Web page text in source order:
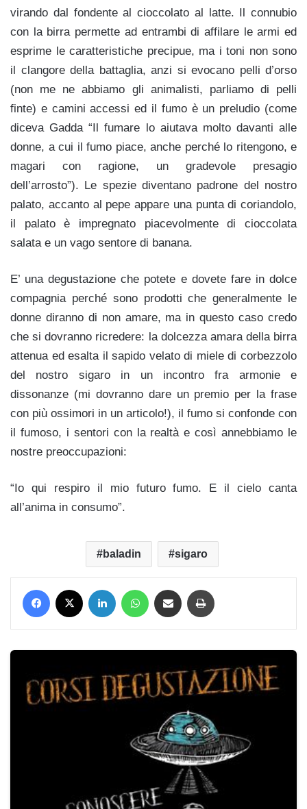
virando dal fondente al cioccolato al latte. Il connubio
con la birra permette ad entrambi di affilare le armi ed
esprime le caratteristiche precipue, ma i toni non sono
il clangore della battaglia, anzi si evocano pelli d’orso
(non me ne abbiamo gli animalisti, parliamo di pelli
finte) e camini accessi ed il fumo è un preludio (come
diceva Gadda “Il fumare lo aiutava molto davanti alle
donne, a cui il fumo piace, anche perché lo ritengono, e
magari con ragione, un gradevole presagio
dell’arrosto”). Le spezie diventano padrone del nostro
palato, accanto al pepe appare una punta di coriandolo,
il palato è impregnato piacevolmente di cioccolata
salata e un vago sentore di banana.
E’ una degustazione che potete e dovete fare in dolce
compagnia perché sono prodotti che generalmente le
donne diranno di non amare, ma in questo caso credo
che si dovranno ricredere: la dolcezza amara della birra
attenua ed esalta il sapido velato di miele di corbezzolo
del nostro sigaro in un incontro fra armonie e
dissonanze (mi dovranno dare un premio per la frase
con più ossimori in un articolo!), il fumo si confonde con
il fumoso, i sentori con la realtà e così annebbiamo le
nostre preoccupazioni:
“Io qui respiro il mio futuro fumo. E il cielo canta
all’anima in consumo”.
baladin sigaro
Facebook LinkedIn WhatsApp Condividi via mail